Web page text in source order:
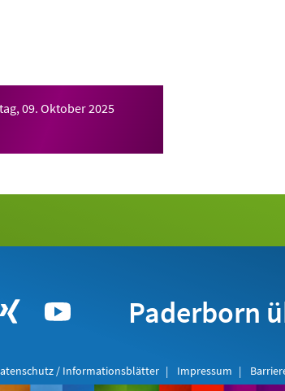
09. Oktober 2025
Paderborn
/ Informationsblätter Impressum